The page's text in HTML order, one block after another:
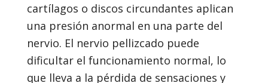
cartílagos o discos circundantes aplican
una presión anormal en una parte del
nervio. El nervio pellizcado puede
dificultar el funcionamiento normal, lo
que lleva a la pérdida de sensaciones y